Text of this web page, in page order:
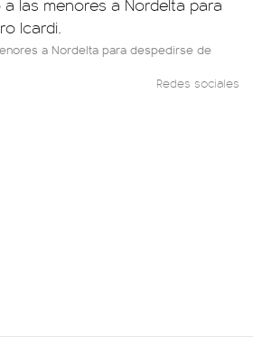
a Nordelta para despedirse de
Redes sociales